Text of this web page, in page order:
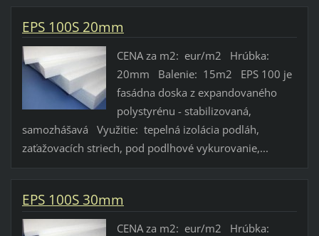
EPS 100S 20mm
CENA za m2: eur/m2 Hrúbka:
20mm Balenie: 15m2 EPS 100 je
fasádna doska z expandovaného
polystyrénu - stabilizovaná,
samozhášavá Využitie: tepelná izolácia podláh,
zaťažovacích striech, pod podlhové vykurovanie,...
EPS 100S 30mm
CENA za m2: eur/m2 Hrúbka: